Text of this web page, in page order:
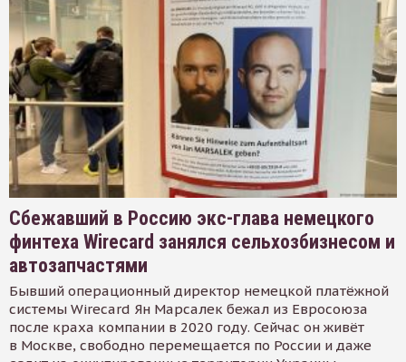
Сбежавший в Россию экс-глава немецкого
финтеха Wirecard занялся сельхозбизнесом и
автозапчастями
Бывший операционный директор немецкой платёжной
системы Wirecard Ян Марсалек бежал из Евросоюза
после краха компании в 2020 году. Сейчас он живёт
в Москве, свободно перемещается по России и даже